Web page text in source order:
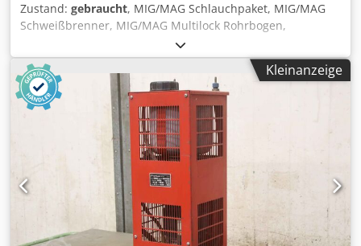
Zustand: gebraucht, MIG/MAG Schlauchpaket, MIG/MAG
Schweißbrenner, MIG/MAG Multilock Rohrbogen,
Brennerkörper Dkjdsii Sfxepfx Aldsr -Hersteller: Fronius,
MIG/MAG Multilock Rohrbogen Ovp -Typ: ML
AL3000/AW4000 45 L157 -Anzahl: 2x Brennerkörper
vorhanden -Preis: pro Stück -Abmessung Karton:
325/125/H75 mm -Gewicht: 0,4 kg/St.
Kleinanzeige